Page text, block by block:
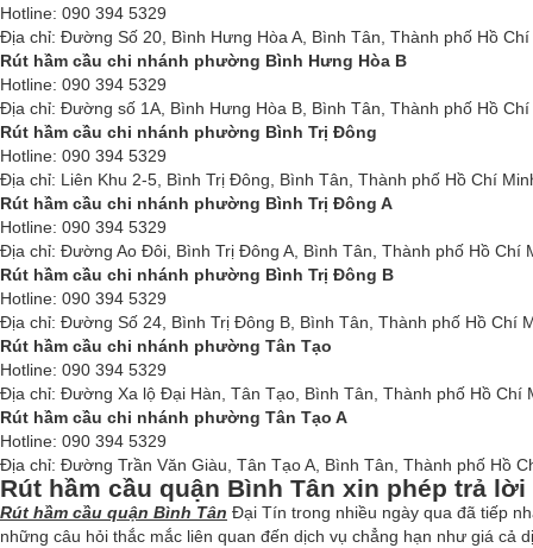
Hotline: 090 394 5329
Địa chỉ: Đường Số 20, Bình Hưng Hòa A, Bình Tân, Thành phố Hồ Chí
Rút hầm cầu chi nhánh phường Bình Hưng Hòa B
Hotline: 090 394 5329
Địa chỉ: Đường số 1A, Bình Hưng Hòa B, Bình Tân, Thành phố Hồ Chí
Rút hầm cầu chi nhánh phường Bình Trị Đông
Hotline: 090 394 5329
Địa chỉ: Liên Khu 2-5, Bình Trị Đông, Bình Tân, Thành phố Hồ Chí
Rút hầm cầu chi nhánh phường Bình Trị Đông A
Hotline: 090 394 5329
Địa chỉ: Đường Ao Đôi, Bình Trị Đông A, Bình Tân, Thành phố Hồ Chí
Rút hầm cầu chi nhánh phường Bình Trị Đông B
Hotline: 090 394 5329
Địa chỉ: Đường Số 24, Bình Trị Đông B, Bình Tân, Thành phố Hồ Chí
Rút hầm cầu chi nhánh phường Tân Tạo
Hotline: 090 394 5329
Địa chỉ: Đường Xa lộ Đại Hàn, Tân Tạo, Bình Tân, Thành phố Hồ Chí
Rút hầm cầu chi nhánh phường Tân Tạo A
Hotline: 090 394 5329
Địa chỉ: Đường Trần Văn Giàu, Tân Tạo A, Bình Tân, Thành phố Hồ
Rút hầm cầu quận Bình Tân xin phép trả
Rút hầm cầu quận Bình Tân Đại Tín trong nhiều ngày qua đã tiếp
những câu hỏi thắc mắc liên quan đến dịch vụ chẳng hạn như giá cả